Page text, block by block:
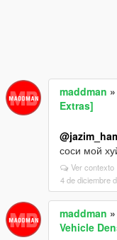
maddman »
Extras]
соси мой
Ver contexto
4 de diciembre
maddman »
Vehicle